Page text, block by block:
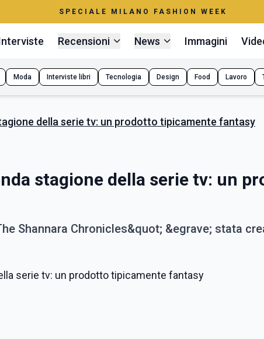
SPECIALE MILANO FASHION WEEK
Recensioni News Immagini
Moda Interviste libri Tecnologia Design Food Lavoro
della serie tv: un prodotto tipicamente fantasy
stagione della serie tv: un
Shannara Chronicles&quot; &egrave; stata